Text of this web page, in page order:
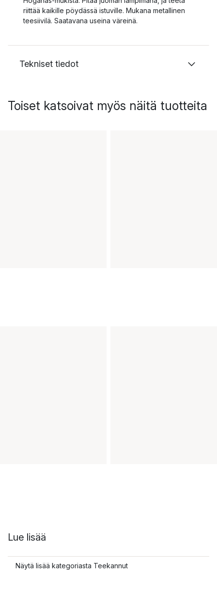
riittää kaikille pöydässä istuville. Mukana metallinen
teesiivilä. Saatavana useina väreinä.
Tekniset tiedot
Toiset katsoivat myös näitä tuotteita
Lue lisää
Näytä lisää kategoriasta Teekannut